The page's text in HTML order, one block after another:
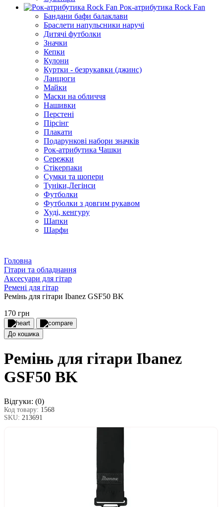
Рок-атрибутика Rock Fan
Бандани бафи балаклави
Браслети напульсники наручі
Дитячі футболки
Значки
Кепки
Кулони
Куртки - безрукавки (джинс)
Ланцюги
Майки
Маски на обличчя
Нашивки
Перстені
Пірсінг
Плакати
Подарункові набори значків
Рок-атрибутика Чашки
Сережки
Стікерпаки
Сумки та шопери
Туніки,Легінси
Футболки
Футболки з довгим рукавом
Худі, кенгуру
Шапки
Шарфи
Головна
Гітари та обладнання
Аксесуари для гітар
Ремені для гітар
Ремінь для гітари Ibanez GSF50 BK
170 грн
До кошика
Ремінь для гітари Ibanez
GSF50 BK
Відгуки: (0)
Код товару: 1568
SKU: 213691